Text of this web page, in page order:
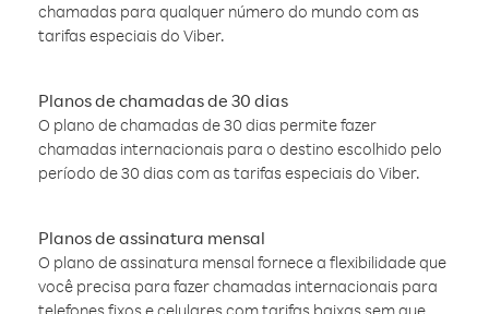
chamadas para qualquer número do mundo com as
tarifas especiais do Viber.
Planos de chamadas de 30 dias
O plano de chamadas de 30 dias permite fazer
chamadas internacionais para o destino escolhido pelo
período de 30 dias com as tarifas especiais do Viber.
Planos de assinatura mensal
O plano de assinatura mensal fornece a flexibilidade que
você precisa para fazer chamadas internacionais para